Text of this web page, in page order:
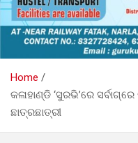
Home
କଳାହାଣ୍ଡି ‘ସୁରଭି’ରେ
ଛାତ୍ରଛାତ୍ରୀ